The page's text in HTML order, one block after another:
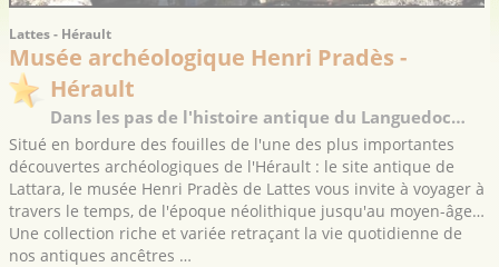
Lattes - Hérault
Musée archéologique Henri Pradès -
Hérault
Dans les pas de l'histoire antique du Languedoc…
Situé en bordure des fouilles de l'une des plus importantes
découvertes archéologiques de l'Hérault : le site antique de
Lattara, le musée Henri Pradès de Lattes vous invite à voyager à
travers le temps, de l'époque néolithique jusqu'au moyen-âge…
Une collection riche et variée retraçant la vie quotidienne de
nos antiques ancêtres …